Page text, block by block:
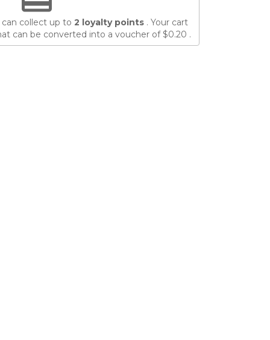
collect up to 2 loyalty points . Your cart
can be converted into a voucher of$0.20 .